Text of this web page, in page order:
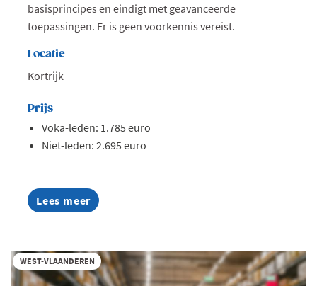
basisprincipes en eindigt met geavanceerde
toepassingen. Er is geen voorkennis vereist.
Locatie
Kortrijk
Prijs
Voka-leden: 1.785 euro
Niet-leden: 2.695 euro
Lees meer
about
AI
2026
WEST-VLAANDEREN